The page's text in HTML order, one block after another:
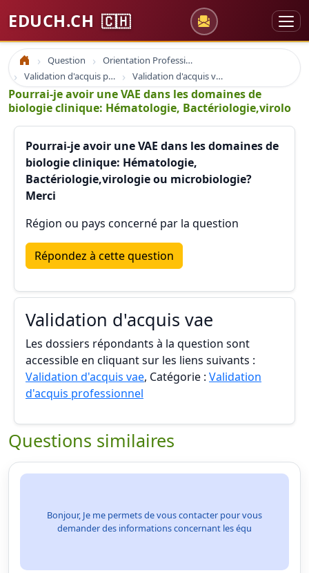
EDUCH.CH 🇨🇭
Accueil Question
Orientation Professionnelle
Validation d'acquis professionnel
Validation d'acquis vae
Pourrai-je avoir une VAE dans les domaines de
biologie clinique: Hématologie, Bactériologie,virolo
Pourrai-je avoir une VAE dans les domaines de
biologie clinique: Hématologie,
Bactériologie,virologie ou microbiologie?
Merci
Région ou pays concerné par la question
Répondez à cette question
Validation d'acquis vae
Les dossiers répondants à la question sont
accessible en cliquant sur les liens suivants :
Validation d'acquis vae, Catégorie : Validation
d'acquis professionnel
Questions similaires
Bonjour, Je me permets de vous contacter pour vous
demander des informations concernant les équ